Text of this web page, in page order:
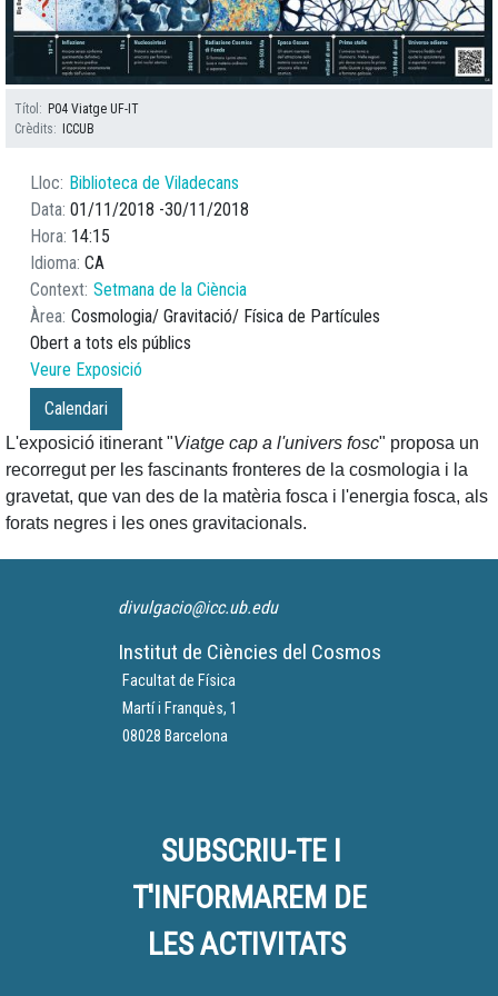
Títol
P04 Viatge UF-IT
Crèdits
ICCUB
Lloc Biblioteca de Viladecans
Data 01/11/2018 30/11/2018
Hora 14:15
Idioma CA
Context Setmana de la Ciència
Àrea Cosmologia Gravitació Física de Partícules
Obert a tots els públics
Veure Exposició
Calendari
L'exposició itinerant "Viatge cap a l'univers fosc" proposa un
recorregut per les fascinants fronteres de la cosmologia i la
gravetat, que van des de la matèria fosca i l'energia fosca, als
forats negres i les ones gravitacionals.
divulgacio@icc.ub.edu
Institut de Ciències del Cosmos
Facultat de Física
Martí i Franquès, 1
08028 Barcelona
SUBSCRIU-TE I
T'INFORMAREM DE
LES ACTIVITATS